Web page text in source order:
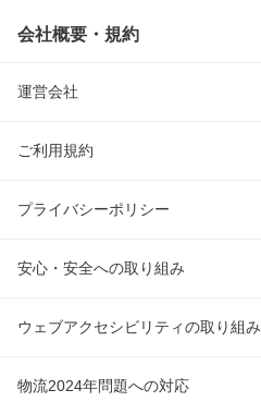
会社概要・規約
運営会社
ご利用規約
プライバシーポリシー
安心・安全への取り組み
ウェブアクセシビリティの取り組み
物流2024年問題への対応